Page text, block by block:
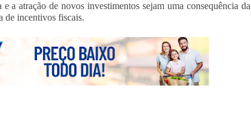
a atração de novos investimentos sejam uma consequência da
de incentivos fiscais.